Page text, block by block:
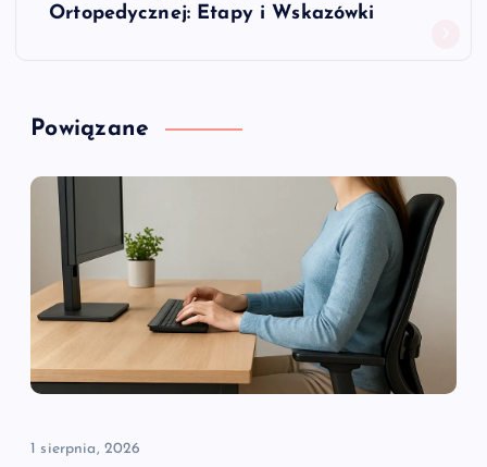
a
c
w
p
Ortopedycznej: Etapy i Wskazówki
Powiązane
1 sierpnia, 2026